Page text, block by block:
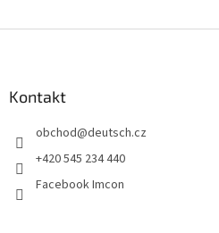
Kontakt
obchod@deutsch.cz
+420 545 234 440
Facebook Imcon